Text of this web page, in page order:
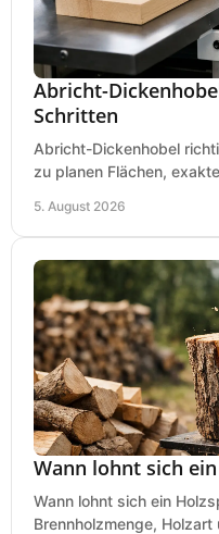
Abricht-
Schritten
Abricht-Dickenhobel
zu planen Flächen,
5. August 2026
Wann lohnt sich
Wann lohnt sich ein
Brennholzmenge,